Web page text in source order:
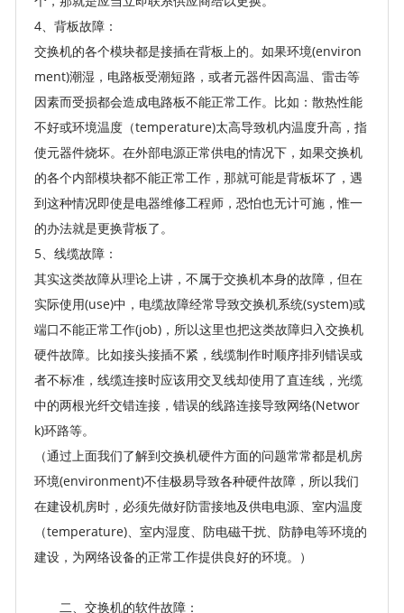
4、背板故障：
交换机的各个模块都是接插在背板上的。如果环境(environ
ment)潮湿，电路板受潮短路，或者元器件因高温、雷击等
因素而受损都会造成电路板不能正常工作。比如：散热性能
不好或环境温度（temperature)太高导致机内温度升高，指
使元器件烧坏。在外部电源正常供电的情况下，如果交换机
的各个内部模块都不能正常工作，那就可能是背板坏了，遇
到这种情况即使是电器维修工程师，恐怕也无计可施，惟一
的办法就是更换背板了。
5、线缆故障：
其实这类故障从理论上讲，不属于交换机本身的故障，但在
实际使用(use)中，电缆故障经常导致交换机系统(system)或
端口不能正常工作(job)，所以这里也把这类故障归入交换机
硬件故障。比如接头接插不紧，线缆制作时顺序排列错误或
者不标准，线缆连接时应该用交叉线却使用了直连线，光缆
中的两根光纤交错连接，错误的线路连接导致网络(Networ
k)环路等。
（通过上面我们了解到交换机硬件方面的问题常常都是机房
环境(environment)不佳极易导致各种硬件故障，所以我们
在建设机房时，必须先做好防雷接地及供电电源、室内温度
（temperature)、室内湿度、防电磁干扰、防静电等环境的
建设，为网络设备的正常工作提供良好的环境。）
二、交换机的软件故障：